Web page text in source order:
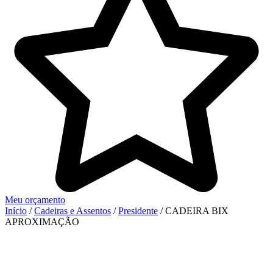
Meu orçamento
Início /Cadeiras e Assentos /Presidente / CADEIRA BIX
APROXIMAÇÃO